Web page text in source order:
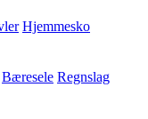
Hjemmesko
Bæresele Regnslag